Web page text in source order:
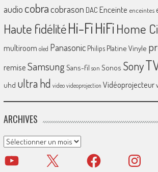
audio cobracobrason DAC Enceinte enceintes
Haute fidélitéHi-FiHiFiHome
multiroom oled Panasonic Philips Platine Vinyle
remiseSamsungSans-fil son Sonos Sony
uhd ultra hd video videoprojection Vidéoprojecteur
ARCHIVES
Archives
YouTube X Facebook Instagram